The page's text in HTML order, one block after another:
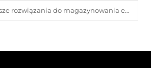
do magazynowania energii z baterii słonecznych dla domów